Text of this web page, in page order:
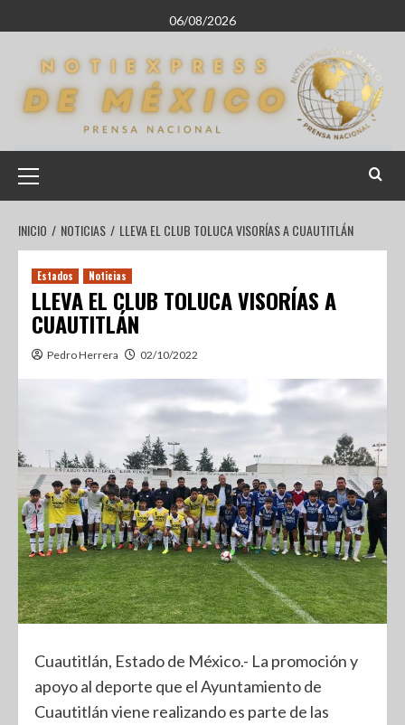
06/08/2026
INICIO NOTICIAS LLEVA EL CLUB TOLUCA VISORÍAS A CUAUTITLÁN
Estados Noticias
LLEVA EL CLUB TOLUCA VISORÍAS A
CUAUTITLÁN
Pedro Herrera 02/10/2022
Cuautitlán, Estado de México.- La promoción y
apoyo al deporte que el Ayuntamiento de
Cuautitlán viene realizando es parte de las